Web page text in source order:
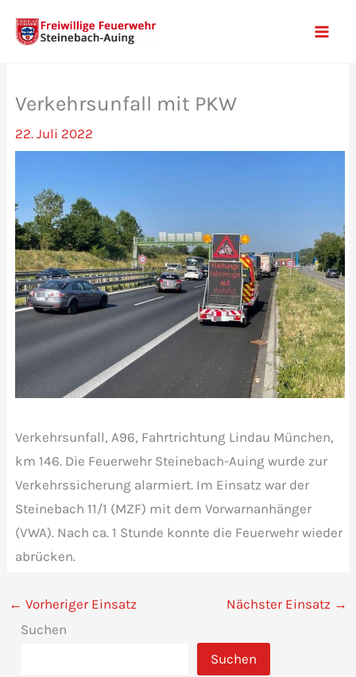
Inhalt
Verkehrsunfall mit PKW
22. Juli 2022
Verkehrsunfall, A96, Fahrtrichtung Lindau München,
km 146. Die Feuerwehr Steinebach-Auing wurde zur
Verkehrssicherung alarmiert. Im Einsatz war der
Steinebach 11/1 (MZF) mit dem Vorwarnanhänger
(VWA). Nach ca. 1 Stunde konnte die Feuerwehr wieder
abrücken.
← Vorheriger Einsatz Nächster Einsatz →
Suchen
Suchen